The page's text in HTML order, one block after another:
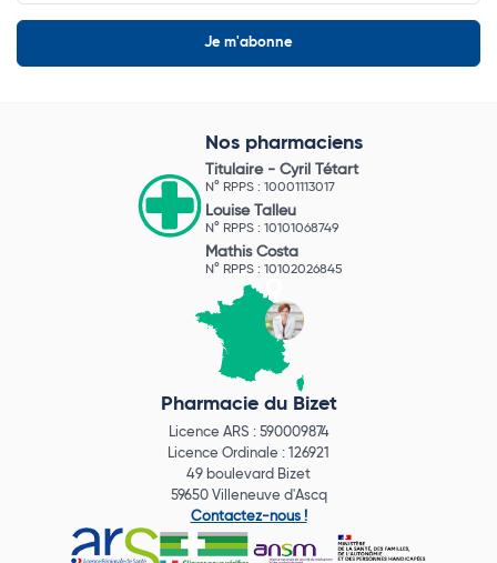
Nos pharmaciens
Titulaire - Cyril Tétart
N° RPPS : 10001113017
Louise Talleu
N° RPPS : 10101068749
Mathis Costa
N° RPPS : 10102026845
Pharmacie du Bizet
Licence ARS : 590009874
Licence Ordinale : 126921
49 boulevard Bizet
59650 Villeneuve d'Ascq
Contactez-nous !